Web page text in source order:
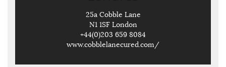
25a Cobble Lane
N1 1SF London
+44(0)203 659 8084
www.cobblelanecured.com/